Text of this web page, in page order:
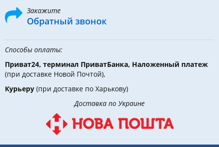
Закажите
Обратный звонок
Способы оплаты:
Приват24, терминал ПриватБанка, Наложенный платеж
(при доставке Новой Почтой),
Курьеру (при доставке по Харькову)
Доставка по Украине